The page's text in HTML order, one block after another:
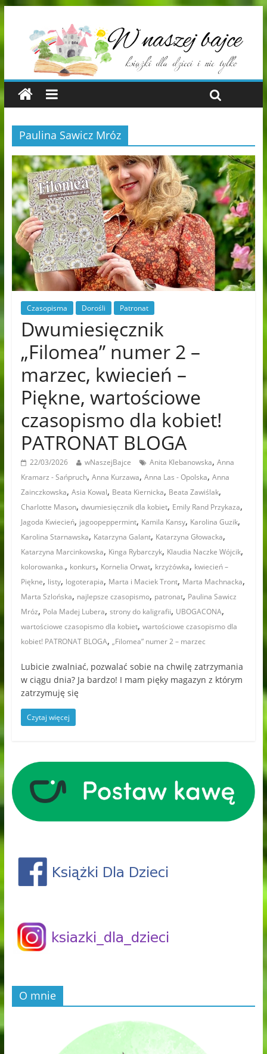
Paulina Sawicz Mróz
Czasopisma Dorośli Patronat
Dwumiesięcznik
„Filomea” numer 2 –
marzec, kwiecień –
Piękne, wartościowe
czasopismo dla kobiet!
PATRONAT BLOGA
22/03/2026 wNaszejBajce Anita Klebanowska, Anna
Kramarz - Sańpruch, Anna Kurzawa, Anna Las - Opolska, Anna
Zainczkowska, Asia Kowal, Beata Kiernicka, Beata Zawiślak,
Charlotte Mason, dwumiesięcznik dla kobiet, Emily Rand Przykaza,
Jagoda Kwiecień, jagoopeppermint, Kamila Kansy, Karolina Guzik,
Karolina Starnawska, Katarzyna Galant, Katarzyna Głowacka,
Katarzyna Marcinkowska, Kinga Rybarczyk, Klaudia Naczke Wójcik,
kolorowanka., konkurs, Kornelia Orwat, krzyżówka, kwiecień –
Piękne, listy, logoterapia, Marta i Maciek Tront, Marta Machnacka,
Marta Szlońska, najlepsze czasopismo, patronat, Paulina Sawicz
Mróz, Pola Madej Lubera, strony do kaligrafii, UBOGACONA,
wartościowe czasopismo dla kobiet, wartościowe czasopismo dla
kobiet! PATRONAT BLOGA, „Filomea” numer 2 – marzec
Lubicie zwalniać, pozwalać sobie na chwilę zatrzymania
w ciągu dnia? Ja bardzo! I mam pięky magazyn z którym
zatrzymuję się
Czytaj więcej
O mnie